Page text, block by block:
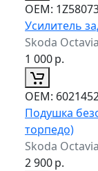
ОЕМ:
Усилитель
Skoda
1 000р.
ОЕМ:
Подушка
торпедо)
Skoda
2 900р.